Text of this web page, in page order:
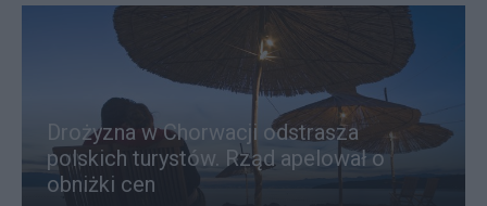
Drożyzna w Chorwacji odstrasza
polskich turystów. Rząd apelował o
obniżki cen